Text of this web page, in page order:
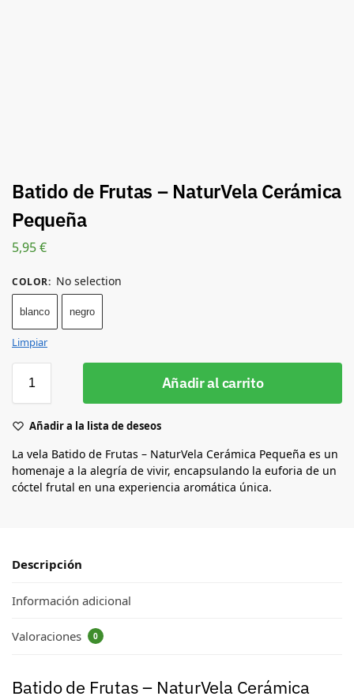
Batido de Frutas – NaturVela Cerámica
Pequeña
5,95€
COLOR: No selection
blanco negro
Limpiar
Añadir al carrito
Añadir a la lista de deseos
La vela Batido de Frutas – NaturVela Cerámica Pequeña es un
homenaje a la alegría de vivir, encapsulando la euforia de un
cóctel frutal en una experiencia aromática única.
Descripción
Información adicional
Valoraciones 0
Batido de Frutas – NaturVela Cerámica